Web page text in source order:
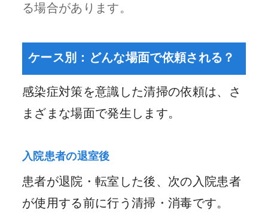
る場合があります。
ケース別：どんな場面で依頼される？
感染症対策を意識した清掃の依頼は、さ
まざまな場面で発生します。
入院患者の退室後
患者が退院・転室した後、次の入院患者
が使用する前に行う清掃・消毒です。